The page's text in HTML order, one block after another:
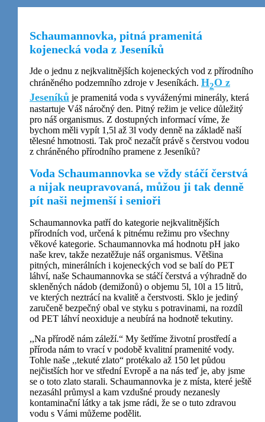
Schaumannovka, pitná pramenitá
kojenecká voda z Jeseníků
Jde o jednu z nejkvalitnějších kojeneckých vod z přírodního
chráněného podzemního zdroje v Jeseníkách. H2O z
Jeseníků je pramenitá voda s vyváženými minerály, která
nastartuje Váš náročný den. Pitný režim je velice důležitý
pro náš organismus. Z dostupných informací víme, že
bychom měli vypít 1,5l až 3l vody denně na základě naší
tělesné hmotnosti. Tak proč nezačít právě s čerstvou vodou
z chráněného přírodního pramene z Jeseníků?
Voda Schaumannovka se vždy stáčí čerstvá
a nijak neupravovaná, můžou ji tak denně
pít naši nejmenší i senioři
Schaumannovka patří do kategorie nejkvalitnějších
přírodních vod, určená k pitnému režimu pro všechny
věkové kategorie. Schaumannovka má hodnotu pH jako
naše krev, takže nezatěžuje náš organismus. Většina
pitných, minerálních i kojeneckých vod se balí do PET
láhví, naše Schaumannovka se stáčí čerstvá a výhradně do
skleněných nádob (demižonů) o objemu 5l, 10l a 15 litrů,
ve kterých neztrácí na kvalitě a čerstvosti. Sklo je jediný
zaručeně bezpečný obal ve styku s potravinami, na rozdíl
od PET láhví neoxiduje a neubírá na hodnotě tekutiny.
,,Na přírodě nám záleží.“ My šetříme životní prostředí a
příroda nám to vrací v podobě kvalitní pramenité vody.
Tohle naše ,,tekuté zlato“ protékalo až 150 let půdou
nejčistších hor ve střední Evropě a na nás teď je, aby jsme
se o toto zlato starali. Schaumannovka je z místa, které ještě
nezasáhl průmysl a kam vzdušné proudy nezanesly
kontaminační látky a tak jsme rádi, že se o tuto zdravou
vodu s Vámi můžeme podělit.
Nutné
cookies
Tyto
cookie
nejsou
volitelné.
Jsou
potřeba
pro
správné
fungování
Statistické
mohli zlepšit
funkčnost a
strukturu
webu na
základě
toho, jak je
web
používán.
Zkušenosti
Aby naše
webové
stránky
fungovaly
při vaší